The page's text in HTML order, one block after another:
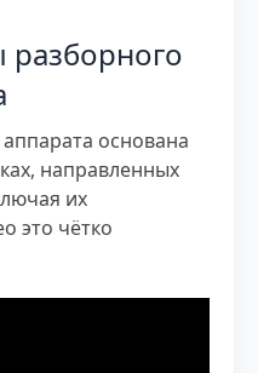
основана
направленных
их
это чётко